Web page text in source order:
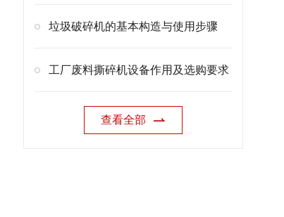
垃圾破碎机的基本构造与使用步骤
工厂废料撕碎机设备作用及选购要求
查看全部